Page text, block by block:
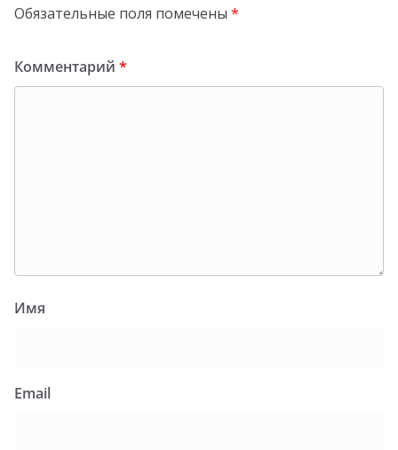
Обязательные поля помечены *
Комментарий *
Имя
Email